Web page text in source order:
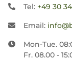
Tel: +49 30
Email:
Mon-Tue.
Fr. 08.00 -